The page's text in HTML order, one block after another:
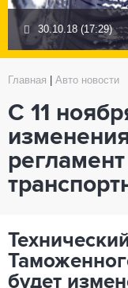
30.10.18 (17:29)
Главная Авто новости
С 11
будет